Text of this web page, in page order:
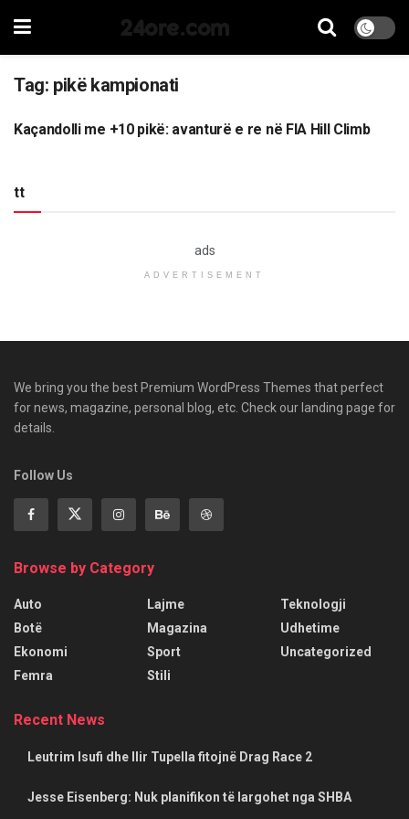
24ore.com
Tag: pikë kampionati
SPORT
Kaçandolli me +10 pikë: avanturë e re në FIA Hill Climb
tt
ads
ADVERTISEMENT
We bring you the best Premium WordPress Themes that perfect
for news, magazine, personal blog, etc. Check our landing page for
details.
Follow Us
Browse by Category
Auto
Botë
Ekonomi
Femra
Lajme
Magazina
Sport
Stili
Teknologji
Udhetime
Uncategorized
Recent News
Leutrim Isufi dhe Ilir Tupella fitojnë Drag Race 2
Jesse Eisenberg: Nuk planifikon të largohet nga SHBA